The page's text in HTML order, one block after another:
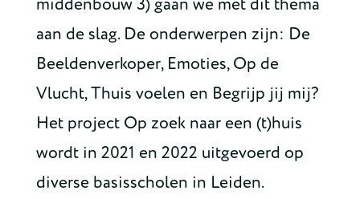
middenbouw 3) gaan we met dit thema
aan de slag. De onderwerpen zijn: De
Beeldenverkoper, Emoties, Op de
Vlucht, Thuis voelen en Begrijp jij mij?
Het project Op zoek naar een (t)huis
wordt in 2021 en 2022 uitgevoerd op
diverse basisscholen in Leiden.